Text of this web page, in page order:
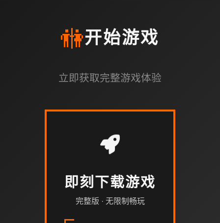
🚻开始游戏
立即获取完整游戏体验
即刻下载游戏
完整版 · 无限制畅玩